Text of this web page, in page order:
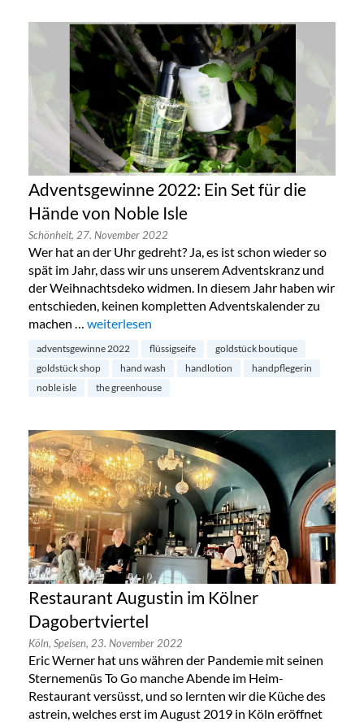
Adventsgewinne 2022: Ein Set für die
Hände von Noble Isle
Schönheit, 27. November 2022
Wer hat an der Uhr gedreht? Ja, es ist schon wieder so
spät im Jahr, dass wir uns unserem Adventskranz und
der Weihnachtsdeko widmen. In diesem Jahr haben wir
entschieden, keinen kompletten Adventskalender zu
machen … „Adventsgewinne 2022: Ein Set für die Hände
weiterlesen
adventsgewinne 2022 flüssigseife
goldstück boutique
goldstück shop
hand wash handlotion
handpflegerin
noble isle
the greenhouse
Restaurant Augustin im Kölner
Dagobertviertel
Köln, Speisen, 23. November 2022
Eric Werner hat uns währen der Pandemie mit seinen
Sternemenüs To Go manche Abende im Heim-
Restaurant versüsst, und so lernten wir die Küche des
astrein, welches erst im August 2019 in Köln eröffnet